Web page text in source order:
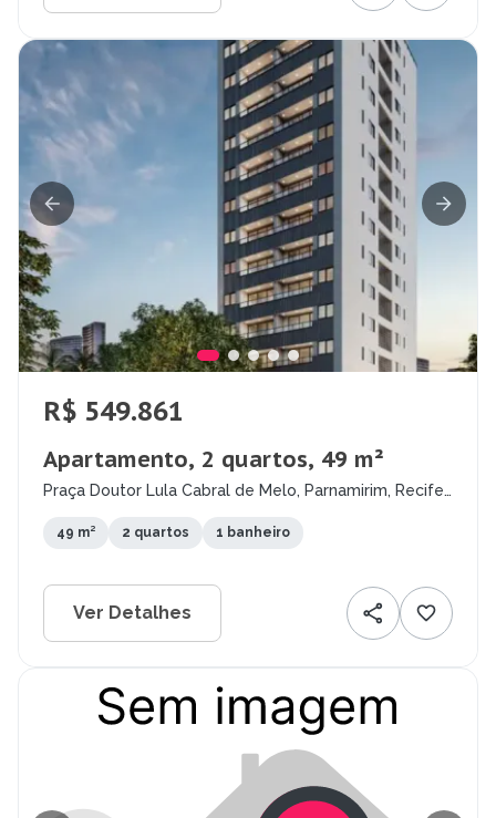
R$ 549.861
Apartamento, 2 quartos, 49 m²
Praça Doutor Lula Cabral de Melo, Parnamirim, Recife
49 m² 2 quartos 1 banheiro
Ver Detalhes